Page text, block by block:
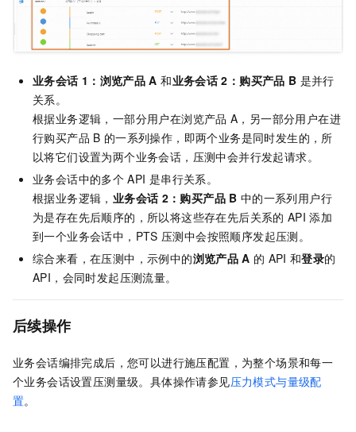
业务会话 1：浏览产品 A和业务会话 2：购买产品 B 是并行
关系。
根据业务逻辑，一部分用户在浏览产品 A，另一部分用户在进
行购买产品 B 的一系列操作，即两个业务是同时发生的，所
以将它们设置为两个业务会话，压测中会并行发起请求。
业务会话中的多个 API 是串行关系。
根据业务逻辑， 业务会话 2：购买产品 B 中的一系列用户行
为是存在先后顺序的，所以将这些存在先后关系的 API 添加
到一个业务会话中，PTS 压测中会按照顺序发起压测。
综合来看，在压测中，示例中的浏览产品 A 的 API 和登录的
API，会同时发起压测流量。
后续操作
业务会话编排完成后，您可以进行施压配置，为整个场景和每一
个业务会话设置压测量级。具体操作请参见压力模式与量级配
置。